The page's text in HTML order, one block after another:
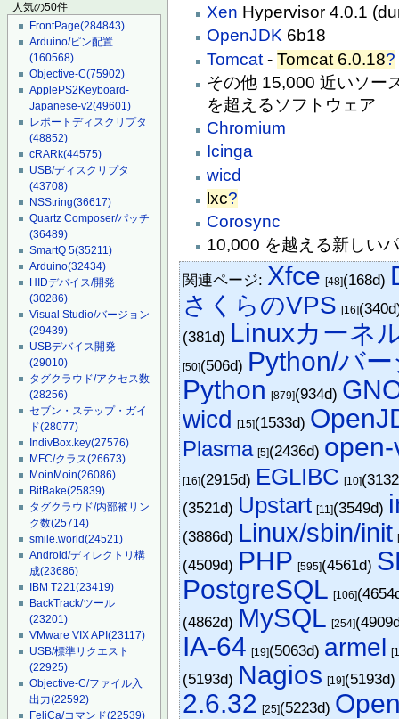
人気の50件
FrontPage(284843)
Arduino/ピン配置
(160568)
Objective-C(75902)
ApplePS2Keyboard-
Japanese-v2(49601)
レポートディスクリプタ
(48852)
cRARk(44575)
USB/ディスクリプタ
(43708)
NSString(36617)
Quartz Composer/パッチ
(36489)
SmartQ 5(35211)
Arduino(32434)
HIDデバイス/開発
(30286)
Visual Studio/バージョン
(29439)
USBデバイス開発
(29010)
タグクラウド/アクセス数
(28256)
セブン・ステップ・ガイ
ド(28077)
IndivBox.key(27576)
MFC/クラス(26673)
MoinMoin(26086)
BitBake(25839)
タグクラウド/内部被リン
ク数(25714)
smile.world(24521)
Android/ディレクトリ構
成(23686)
IBM T221(23419)
BackTrack/ツール
(23201)
VMware VIX API(23117)
USB/標準リクエスト
(22925)
Objective-C/ファイル入
出力(22592)
FeliCa/コマンド(22539)
Xen Hypervisor 4.0.1
OpenJDK 6b18
Tomcat -Tomcat 6.0.18?
その他 15,000 近いソー
を超えるソフトウェア
Chromium
Icinga
wicd
lxc?
Corosync
10,000 を越える新しい
関連ページ: Xfce [48](168d)
さくらのVPS [16]
(381d) Linuxカーネ
[50](506d) Python/バ
Python [879](934d)
wicd [15](1533d)
Plasma [5](2436d)
[16](2915d) EGLIBC [10]
(3521d) Upstart [11](3549d)
(3886d) Linux/sbin/init
(4509d) PHP [595](4561d)
PostgreSQL [106]
(4862d) MySQL [254]
IA-64 [19](5063d) armel
(5193d) Nagios [19]
2.6.32 [25](5223d)